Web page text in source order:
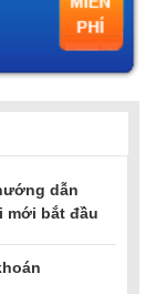
dẫn
mới bắt đầu